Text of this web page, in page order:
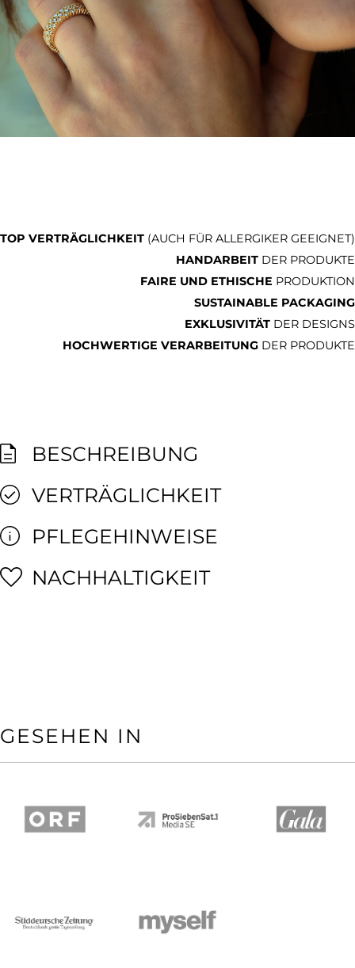
TOP VERTRÄGLICHKEIT (AUCH FÜR ALLERGIKER GEEIGNET)
HANDARBEIT DER PRODUKTE
FAIRE UND ETHISCHE PRODUKTION
SUSTAINABLE PACKAGING
EXKLUSIVITÄT DER DESIGNS
HOCHWERTIGE VERARBEITUNG DER PRODUKTE
BESCHREIBUNG
VERTRÄGLICHKEIT
PFLEGEHINWEISE
NACHHALTIGKEIT
GESEHEN IN